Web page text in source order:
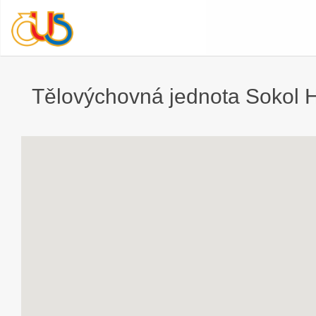
Tělovýchovná jednota Sokol